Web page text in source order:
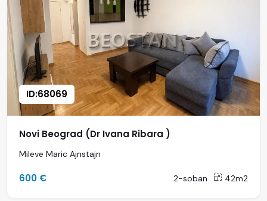
ID:68069
Novi Beograd (Dr Ivana Ribara )
Mileve Maric Ajnstajn
600 € 2-soban 42m2